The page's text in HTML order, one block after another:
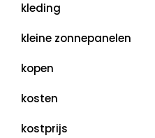
kleding
kleine zonnepanelen
kopen
kosten
kostprijs